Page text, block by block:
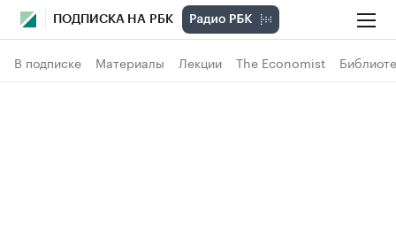
ПОДПИСКА НА РБК
В подписке Материалы Лекции The Economist